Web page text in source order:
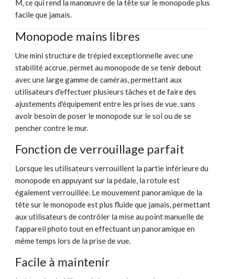
M, ce qui rend la manœuvre de la tête sur le monopode plus
facile que jamais.
Monopode mains libres
Une mini structure de trépied exceptionnelle avec une
stabilité accrue, permet au monopode de se tenir debout
avec une large gamme de caméras, permettant aux
utilisateurs d'effectuer plusieurs tâches et de faire des
ajustements d'équipement entre les prises de vue, sans
avoir besoin de poser le monopode sur le sol ou de se
pencher contre le mur.
Fonction de verrouillage parfait
Lorsque les utilisateurs verrouillent la partie inférieure du
monopode en appuyant sur la pédale, la rotule est
également verrouillée. Le mouvement panoramique de la
tête sur le monopode est plus fluide que jamais, permettant
aux utilisateurs de contrôler la mise au point manuelle de
l'appareil photo tout en effectuant un panoramique en
même temps lors de la prise de vue.
Facile à maintenir